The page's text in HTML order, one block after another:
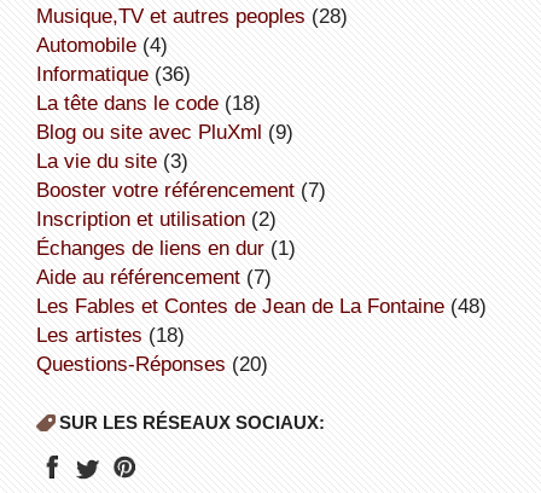
Musique,TV et autres peoples (28)
Automobile(4)
informatique(36)
la tête dans le code(18)
Blog ou site avec PluXml (9)
la vie du site(3)
booster votre référencement(7)
inscription et utilisation(2)
échanges de liens en dur(1)
aide au référencement(7)
Les Fables et Contes de Jean de La Fontaine(48)
Les artistes (18)
Questions-Réponses (20)
SUR LES RÉSEAUX SOCIAUX: